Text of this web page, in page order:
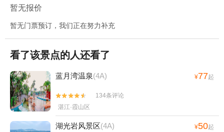
暂无报价
暂无门票预订，我们正在努力补充
看了该景点的人还看了
蓝月湾温泉(4A) ¥77起


134条评论
湛江·霞山区
湖光岩风景区(4A) ¥50起